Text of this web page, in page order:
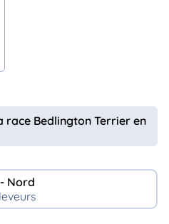
race Bedlington Terrier en
Nord